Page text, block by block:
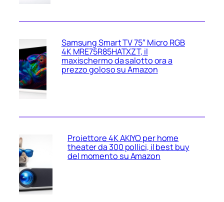
Samsung Smart TV 75″ Micro RGB
4K MRE75R85HATXZT, il
maxischermo da salotto ora a
prezzo goloso su Amazon
Proiettore 4K AKIYO per home
theater da 300 pollici, il best buy
del momento su Amazon